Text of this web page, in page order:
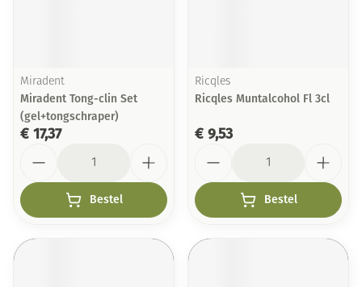
Miradent
Miradent Tong-clin Set
(gel+tongschraper)
€ 17,37
Bestel
Ricqles
Ricqles Muntalcohol Fl 3cl
€ 9,53
Bestel